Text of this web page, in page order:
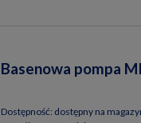
Basenowa pompa
Dostępność: dostępny na